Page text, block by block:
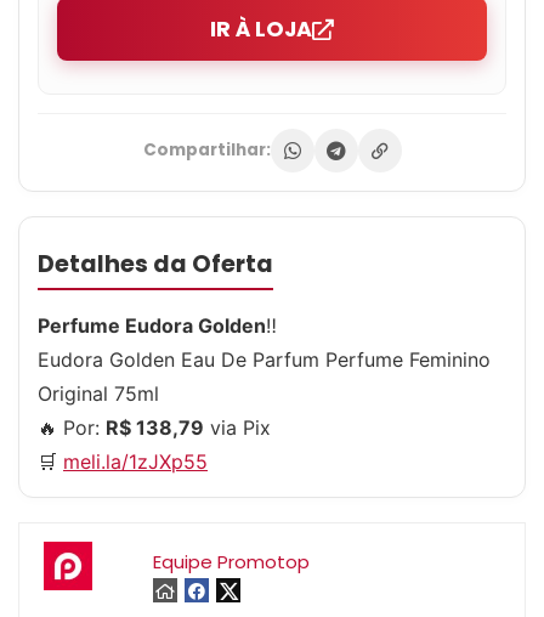
IR À LOJA
Compartilhar:
Detalhes da Oferta
Perfume Eudora Golden‼️
Eudora Golden Eau De Parfum Perfume Feminino
Original 75ml
🔥 Por: R$ 138,79 via Pix
🛒 meli.la/1zJXp55
Equipe Promotop